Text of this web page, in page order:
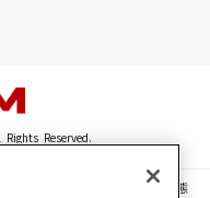
Reserved.
真・動画・音声等を、手段や形態